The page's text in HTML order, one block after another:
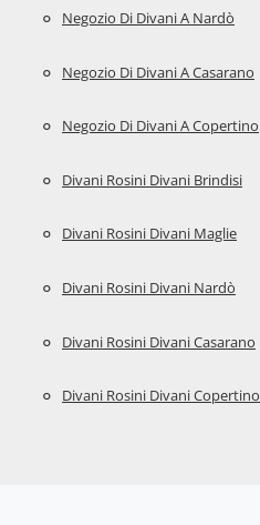
Negozio Di Divani A Nardò
Negozio Di Divani A Casarano
Negozio Di Divani A Copertino
Divani Rosini Divani Brindisi
Divani Rosini Divani Maglie
Divani Rosini Divani Nardò
Divani Rosini Divani Casarano
Divani Rosini Divani Copertino